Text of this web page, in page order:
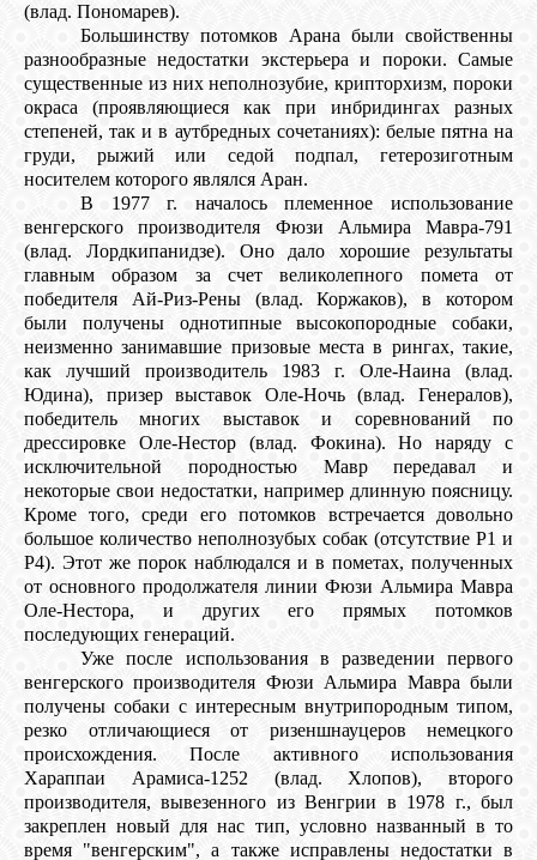
(влад. Пономарев).
Большинству потомков Арана были свойственны
разнообразные недостатки экстерьера и пороки. Самые
существенные из них неполнозубие, крипторхизм, пороки
окраса (проявляющиеся как при инбридингах разных
степеней, так и в аутбредных сочетаниях): белые пятна на
груди, рыжий или седой подпал, гетерозиготным
носителем которого являлся Аран.
В 1977 г. началось племенное использование
венгерского производителя Фюзи Альмира Мавра-791
(влад. Лордкипанидзе). Оно дало хорошие результаты
главным образом за счет великолепного помета от
победителя Ай-Риз-Рены (влад. Коржаков), в котором
были получены однотипные высокопородные собаки,
неизменно занимавшие призовые места в рингах, такие,
как лучший производитель 1983 г. Оле-Наина (влад.
Юдина), призер выставок Оле-Ночь (влад. Генералов),
победитель многих выставок и соревнований по
дрессировке Оле-Нестор (влад. Фокина). Но наряду с
исключительной породностью Мавр передавал и
некоторые свои недостатки, например длинную поясницу.
Кроме того, среди его потомков встречается довольно
большое количество неполнозубых собак (отсутствие Р1 и
Р4). Этот же порок наблюдался и в пометах, полученных
от основного продолжателя линии Фюзи Альмира Мавра
Оле-Нестора, и других его прямых потомков
последующих генераций.
Уже после использования в разведении первого
венгерского производителя Фюзи Альмира Мавра были
получены собаки с интересным внутрипородным типом,
резко отличающиеся от ризеншнауцеров немецкого
происхождения. После активного использования
Хараппаи Арамиса-1252 (влад. Хлопов), второго
производителя, вывезенного из Венгрии в 1978 г., был
закреплен новый для нас тип, условно названный в то
время "венгерским", а также исправлены недостатки в